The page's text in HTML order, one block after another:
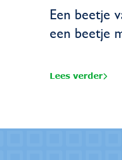
Een beetje
een beetje
Lees verder